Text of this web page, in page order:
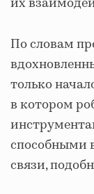
По словам
только
в котором
способными
связи,